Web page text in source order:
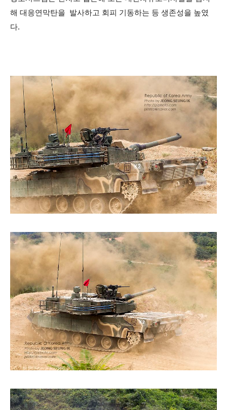
해 대응연막탄을 발사하고 회피 기동하는 등 생존성을 높였
다.